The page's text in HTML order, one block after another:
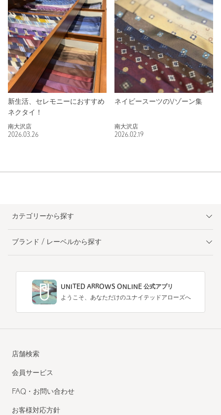
新生活、セレモニーにおすすめ
ネクタイ！
南大沢店
2026.03.26
ネイビースーツのVゾーン集
南大沢店
2026.02.19
カテゴリーから探す
ブランド / レーベルから探す
UNITED ARROWS ONLINE 公式アプリ
ようこそ、あなただけのユナイテッドアローズへ
店舗検索
会員サービス
FAQ・お問い合わせ
お客様対応方針